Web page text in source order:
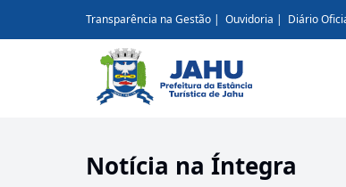
Transparência na Gestão Ouvidoria Diário
Notícia na Íntegra